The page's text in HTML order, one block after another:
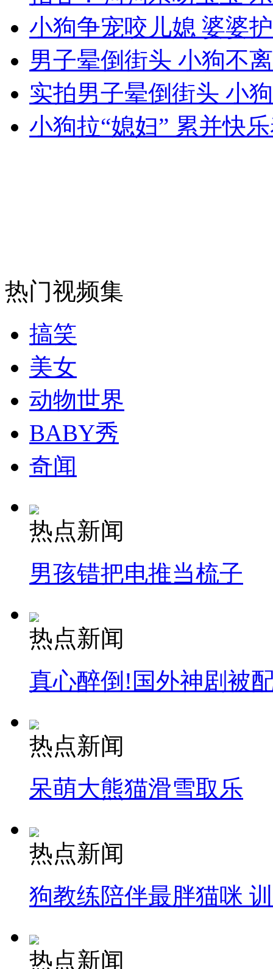
安徽一实载49人客车翻车
走！跟着总书记去植树
小狗争宠咬儿媳 婆婆
男子晕倒街头 小狗不
实拍男子晕倒街头 小
小狗拉“媳妇” 累并快
热门视频集
搞笑
美女
动物世界
BABY秀
奇闻
热点新闻
男孩错把电推当梳子
热点新闻
真心醉倒!国外神剧被
热点新闻
呆萌大熊猫滑雪取乐
热点新闻
狗教练陪伴最胖猫咪
热点新闻